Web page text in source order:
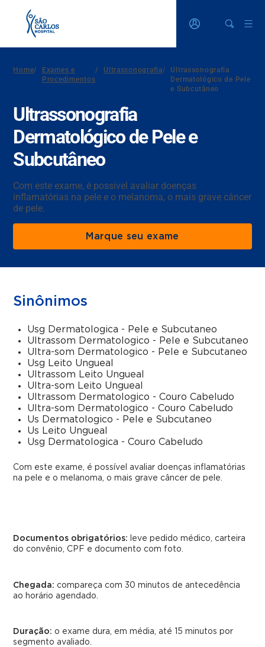
Home/
Exames e
Procedimentos
/ Ultrassonografia/
Ultrassonografia
Dermatológico de Pele
e Subcutâneo
Ultrassonografia
Dermatológico de Pele e
Subcutâneo
Com este exame, é possível avaliar doenças
inflamatórias na pele e o melanoma, o mais grave câncer
de pele.
Marque seu exame
Sinônimos
Usg Dermatologica - Pele e Subcutaneo
Ultrassom Dermatologico - Pele e Subcutaneo
Ultra-som Dermatologico - Pele e Subcutaneo
Usg Leito Ungueal
Ultrassom Leito Ungueal
Ultra-som Leito Ungueal
Ultrassom Dermatologico - Couro Cabeludo
Ultra-som Dermatologico - Couro Cabeludo
Us Dermatologico - Pele e Subcutaneo
Us Leito Ungueal
Usg Dermatologica - Couro Cabeludo
Com este exame, é possível avaliar doenças inflamatórias
na pele e o melanoma, o mais grave câncer de pele.
Documentos obrigatórios:
leve pedido médico, carteira
do convênio, CPF e documento com foto.
Chegada: compareça com 30 minutos de antecedência
ao horário agendado.
Duração: o exame dura, em média, até 15 minutos por
segmento avaliado.